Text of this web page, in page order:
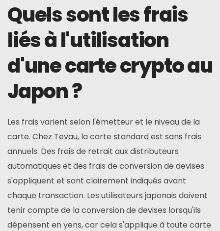
Quels sont les frais
liés à l'utilisation
d'une carte crypto au
Japon ?
Les frais varient selon l'émetteur et le niveau de la
carte. Chez Tevau, la carte standard est sans frais
annuels. Des frais de retrait aux distributeurs
automatiques et des frais de conversion de devises
s'appliquent et sont clairement indiqués avant
chaque transaction. Les utilisateurs japonais doivent
tenir compte de la conversion de devises lorsqu'ils
dépensent en yens, car cela s'applique à toute carte